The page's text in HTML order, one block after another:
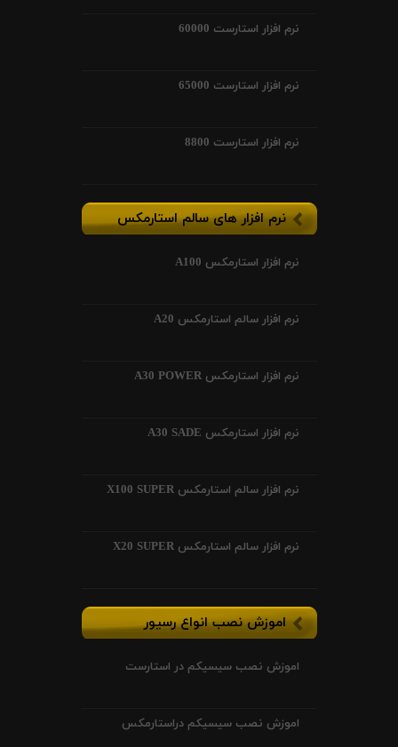
نرم افزار استارست 60000
نرم افزار استارست 65000
نرم افزار استارست 8800
نرم افزار های سالم استارمکس
نرم افزار استارمکس A100
نرم افزار سالم استارمکس A20
نرم افزار استارمکس A30 POWER
نرم افزار استارمکس A30 SADE
نرم افزار سالم استارمکس X100 SUPER
نرم افزار سالم استارمکس X20 SUPER
اموزش نصب انواع رسیور
اموزش نصب سیسیکم در استارست
اموزش نصب سیسیکم دراستارمکس